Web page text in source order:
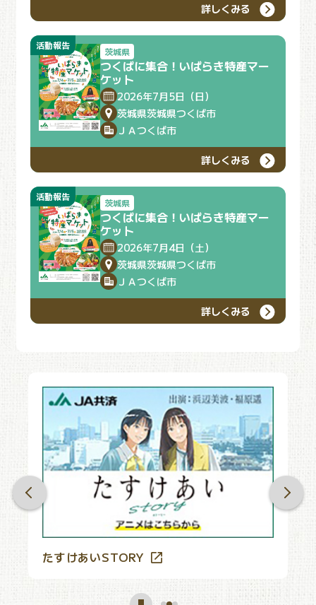
詳しくみる
活動報告
茨城県
つくばに集合！いばらき特産マー
ケット
2026年7月5日（日）
茨城県茨城県つくば市
ＪＡつくば市
詳しくみる
活動報告
茨城県
つくばに集合！いばらき特産マー
ケット
2026年7月4日（土）
茨城県茨城県つくば市
ＪＡつくば市
詳しくみる
たすけあいSTORY